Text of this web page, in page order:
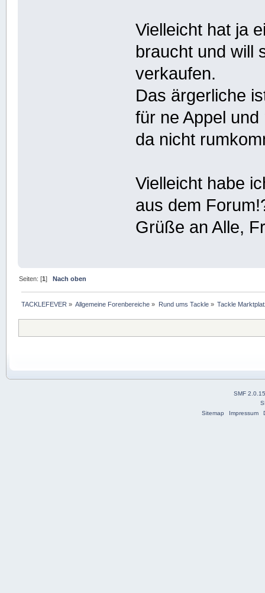
Vielleicht hat ja
braucht und will
verkaufen.
Das ärgerliche
für ne Appel
da nicht
Vielleicht habe
aus dem
Grüße an Alle,
Seiten: [1] Nach oben
TACKLEFEVER » Allgemeine Forenbereiche » Rund ums Tackle» Tackle
SMF 2.0.15
Sitemap
Impressum